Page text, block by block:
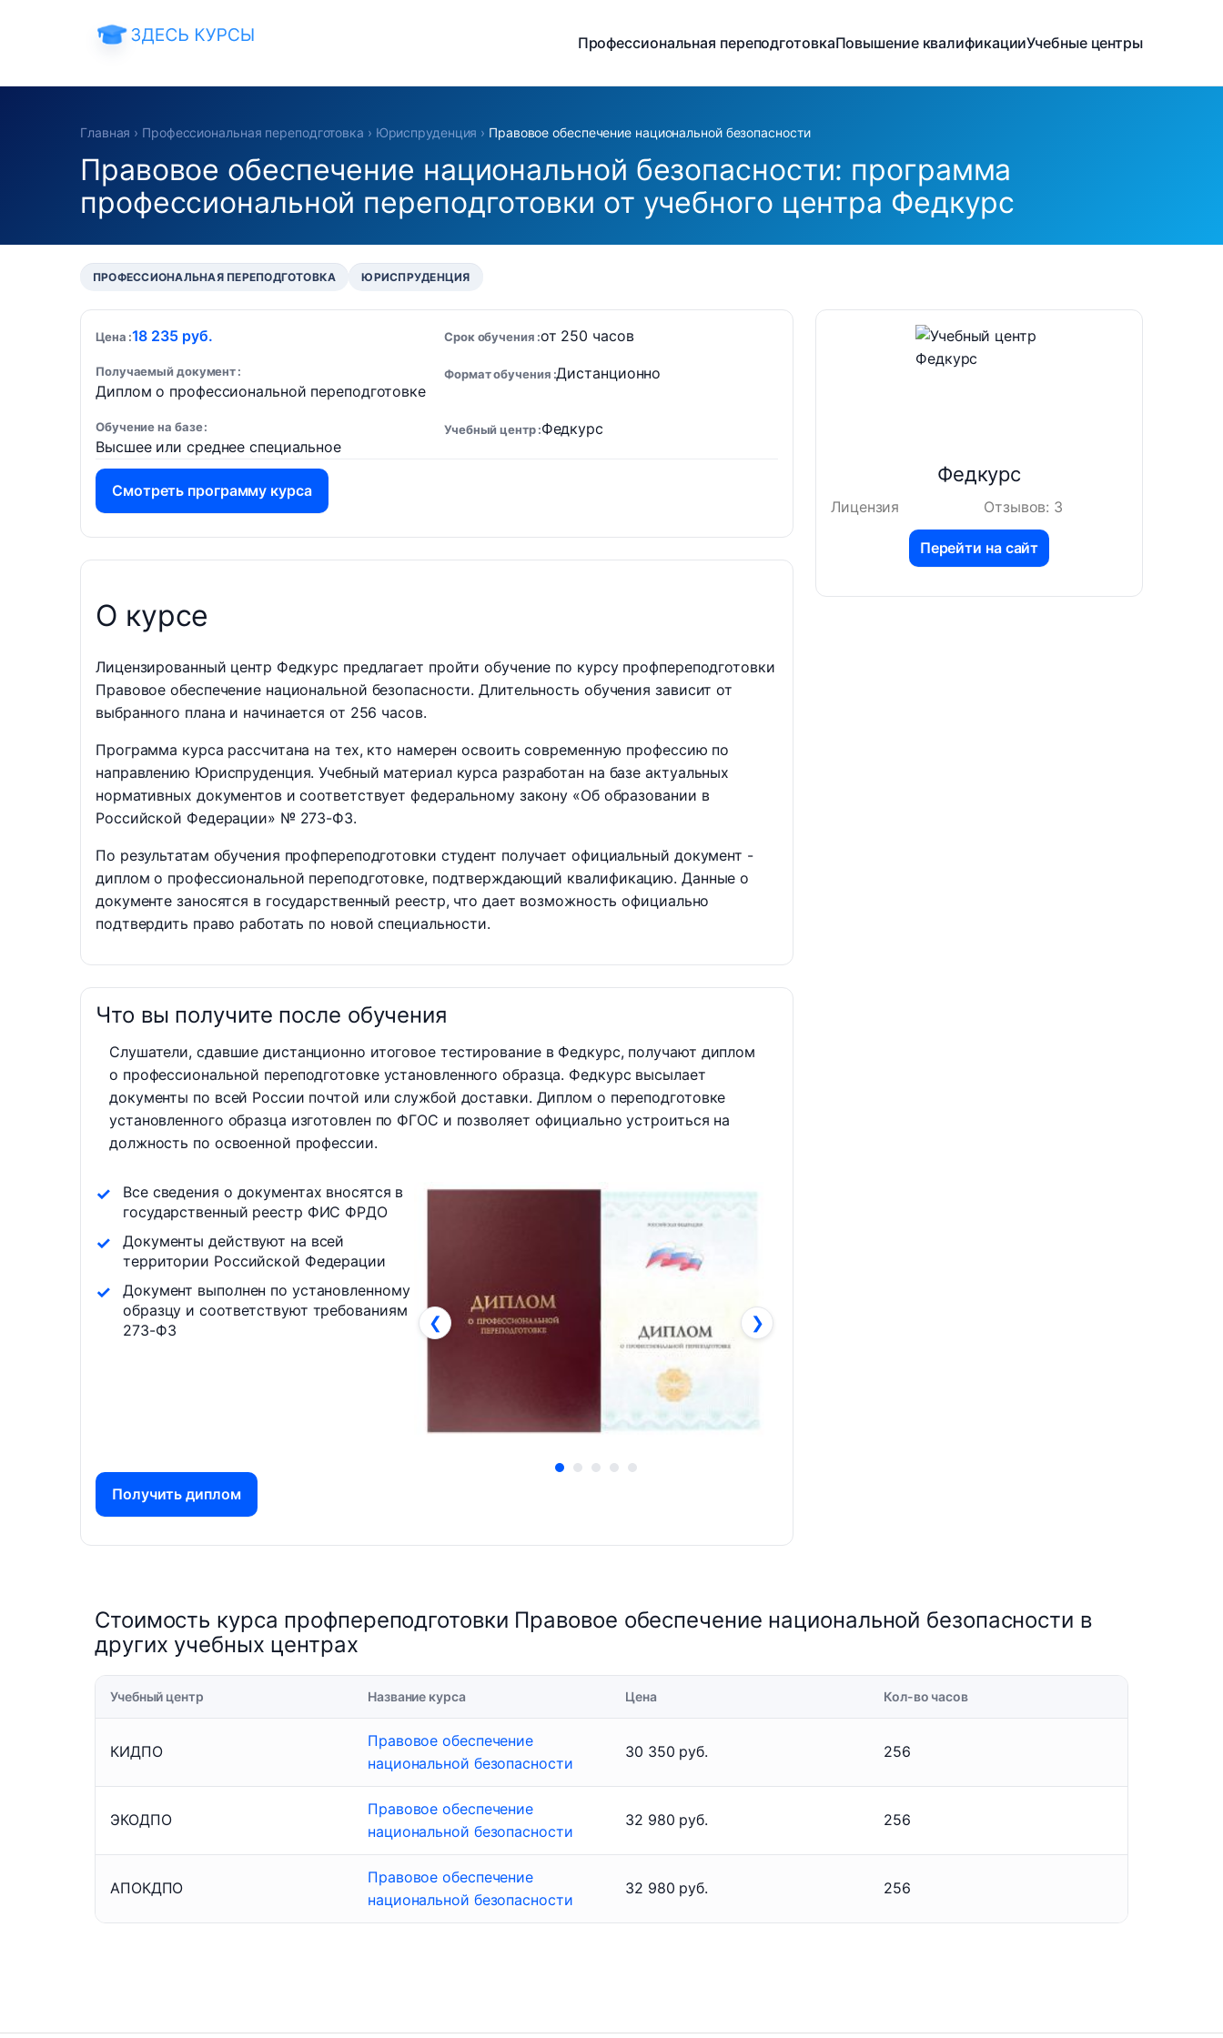
Профессиональная переподготовкаПовышение квалификацииУчебные центры
Главная › Профессиональная переподготовка › Юриспруденция › Правовое обеспечение национальной безопасности
Правовое обеспечение национальной безопасности: программа
профессиональной переподготовки от учебного центра Федкурс
ПРОФЕССИОНАЛЬНАЯ ПЕРЕПОДГОТОВКА ЮРИСПРУДЕНЦИЯ
Цена 18 235 руб. Срок обучения от 250 часов
Получаемый документ
Диплом о профессиональной переподготовке
Формат обучения Дистанционно
Обучение на базе
Высшее или среднее специальное
Учебный центр Федкурс
Смотреть программу курса
О курсе
Лицензированный центр Федкурс предлагает пройти обучение по курсу профпереподготовки
Правовое обеспечение национальной безопасности. Длительность обучения зависит от
выбранного плана и начинается от 256 часов.
Программа курса рассчитана на тех, кто намерен освоить современную профессию по
направлению Юриспруденция. Учебный материал курса разработан на базе актуальных
нормативных документов и соответствует федеральному закону «Об образовании в
Российской Федерации» № 273-ФЗ.
По результатам обучения профпереподготовки студент получает официальный документ -
диплом о профессиональной переподготовке, подтверждающий квалификацию. Данные о
документе заносятся в государственный реестр, что дает возможность официально
подтвердить право работать по новой специальности.
Что вы получите после обучения
Слушатели, сдавшие дистанционно итоговое тестирование в Федкурс, получают диплом
о профессиональной переподготовке установленного образца. Федкурс высылает
документы по всей России почтой или службой доставки. Диплом о переподготовке
установленного образца изготовлен по ФГОС и позволяет официально устроиться на
должность по освоенной профессии.
Все сведения о документах вносятся в
государственный реестр ФИС ФРДО
Документы действуют на всей
территории Российской Федерации
Документ выполнен по установленному
образцу и соответствуют требованиям
273-ФЗ
❮ ❯
Получить диплом
Федкурс
Лицензия Отзывов: 3
Перейти на сайт
Стоимость курса профпереподготовки Правовое обеспечение национальной безопасности в
других учебных центрах
Учебный центр Название курса Цена Кол-во часов
КИДПО
Правовое обеспечение
национальной безопасности
30 350 руб. 256
ЭКОДПО
Правовое обеспечение
национальной безопасности
32 980 руб. 256
АПОКДПО
Правовое обеспечение
национальной безопасности
32 980 руб. 256